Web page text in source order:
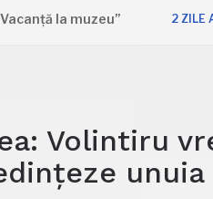
la muzeu” 2 ZILE AGO
Volintiru